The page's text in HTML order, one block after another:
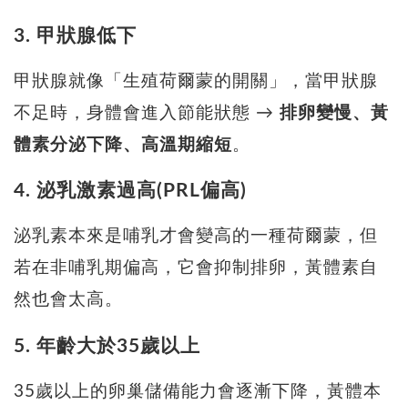
3. 甲狀腺低下
甲狀腺就像「生殖荷爾蒙的開關」，當甲狀腺
不足時，身體會進入節能狀態 → 排卵變慢、黃
體素分泌下降、高溫期縮短。
4. 泌乳激素過高(PRL偏高)
泌乳素本來是哺乳才會變高的一種荷爾蒙，但
若在非哺乳期偏高，它會抑制排卵，黃體素自
然也會太高。
5. 年齡大於35歲以上
35歲以上的卵巢儲備能力會逐漸下降，黃體本